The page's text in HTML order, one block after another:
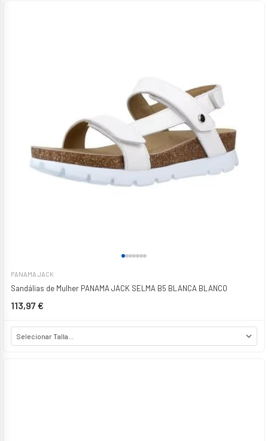
PANAMA JACK
Sandálias de Mulher PANAMA JACK SELMA B5 BLANCA BLANCO
113,97 €